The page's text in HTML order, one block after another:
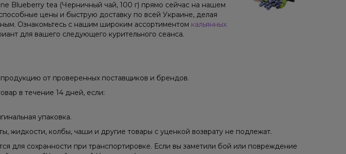
Blueberry tea (Черничный чай, 100 г) прямо сейчас на нашем
цены и быструю доставку по всей Украине, делая
Ознакомьтесь с нашим широким ассортиментом кальянных
для вашего следующего курительного сеанса.
от проверенных поставщиков и брендов.
в течение 14 дней, если:
упаковка.
жидкости, колбы, чаши и другие товары с уценкой возврату не подлежат.
для сохранности при транспортировке. Если вы заметили бой или повреждение